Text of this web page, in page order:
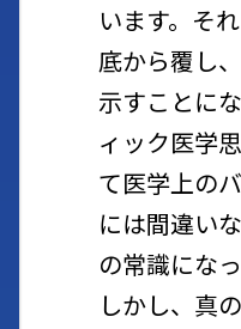
います。そ
底から覆し
示すことに
ィック医学
て医学上の
には間違い
の常識にな
しかし、真